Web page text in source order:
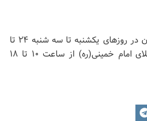
دومین دوره نمایشگاه سلامت بنیان در روزهای یکشنبه تا سه شنبه ۲۴ تا
۲۶ دی‌ماه در شبستان اصلی مصلای امام خمینی(ره) از ساعت ۱۰ تا ۱۸